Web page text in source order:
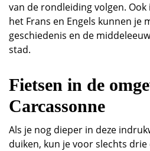
van de rondleiding volgen.
het Frans en Engels kunnen je
geschiedenis en de
stad.
Fietsen in de
Carcassonne
Als je nog dieper in deze
duiken, kun je voor slechts